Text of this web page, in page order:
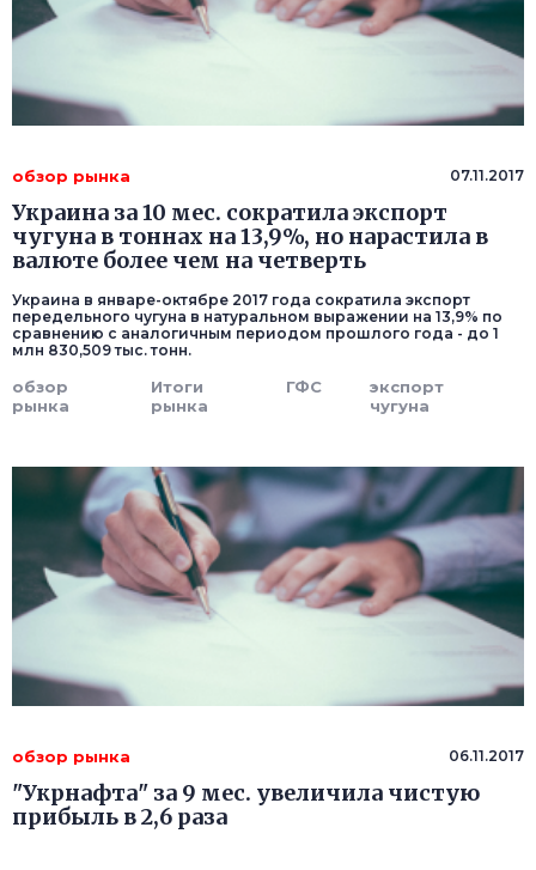
обзор рынка 07.11.2017
Украина за 10 мес. сократила экспорт
чугуна в тоннах на 13,9%, но нарастила в
валюте более чем на четверть
Украина в январе-октябре 2017 года сократила экспорт
передельного чугуна в натуральном выражении на 13,9% по
сравнению с аналогичным периодом прошлого года - до 1
млн 830,509 тыс. тонн.
обзор
рынка
Итоги
рынка
ГФС
экспорт
чугуна
обзор рынка 06.11.2017
"Укрнафта" за 9 мес. увеличила чистую
прибыль в 2,6 раза